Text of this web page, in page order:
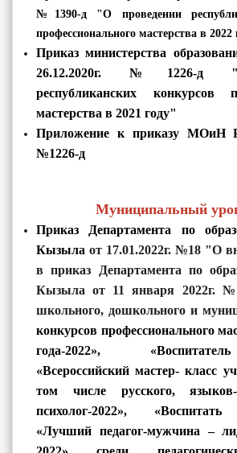
№1390-д "О проведении
профессионального мастерства в
Приказ министерства
26.12.2020г. №1226-д
республиканских конкурсов
мастерства в 2021 году"
Приложение к приказу МОиН
№1226-д
Муниципальный
Приказ Департамента по
Кызыла от 17.01.2022г. №18 "О
в приказ Департамента по
Кызыла от 11 января 2022г.
школьного, дошкольного и
конкурсов профессионального
года-2022»,
«Всероссийский мастер- класс
том числе русского, языков-
психолог-2022», «Воспитать
«Лучший педагог-мужчина –